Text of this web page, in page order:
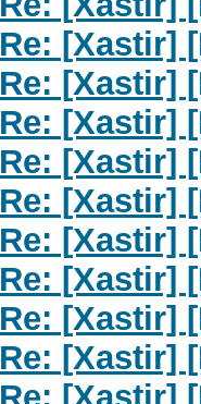
Re: [Xastir]
Re: [Xastir]
Re: [Xastir]
Re: [Xastir]
Re: [Xastir]
Re: [Xastir]
Re: [Xastir]
Re: [Xastir]
Re: [Xastir]